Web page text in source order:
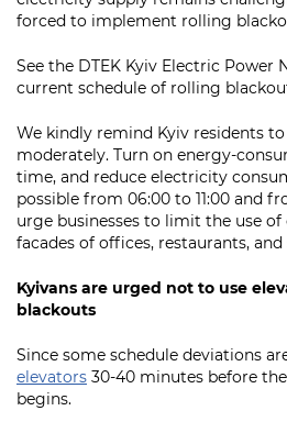
forced to implement rolling
See the DTEK Kyiv Electric Power
current schedule of rolling
We kindly remind Kyiv residents
moderately. Turn on energy-
time, and reduce electricity
possible from 06:00 to 11:00 and
urge businesses to limit the use
facades of offices, restaurants,
Kyivans are urged not to use
blackouts
Since some schedule deviations
elevators 30-40 minutes before
begins.